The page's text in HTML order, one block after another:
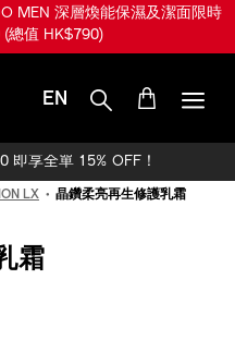
MEN 煥能肌活免疫再生精華
(總值 HK$1,520)
EN
即享全單 15% OFF！
LX 晶鑽柔亮再生修護乳霜
霜